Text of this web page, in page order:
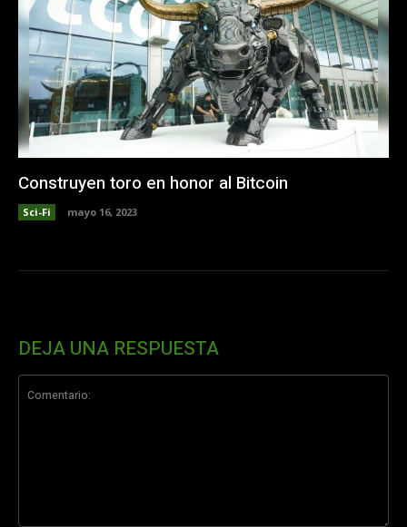
Construyen toro en honor al Bitcoin
Sci-Fi mayo 16, 2023
DEJA UNA RESPUESTA